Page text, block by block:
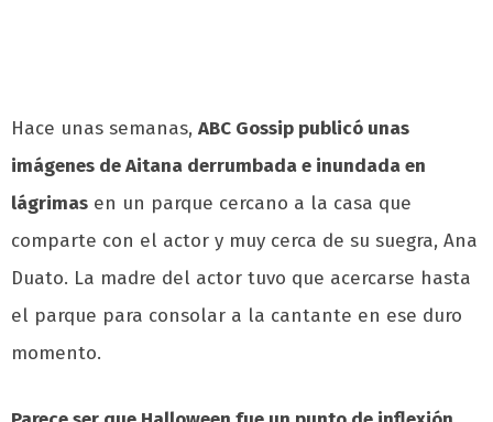
Hace unas semanas, ABC Gossip publicó unas
imágenes de Aitana derrumbada e inundada en
lágrimas en un parque cercano a la casa que
comparte con el actor y muy cerca de su suegra, Ana
Duato. La madre del actor tuvo que acercarse hasta
el parque para consolar a la cantante en ese duro
momento.